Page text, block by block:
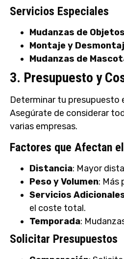
Servicios Especiales
Mudanzas de
Montaje y
Mudanzas de
3. Presupuesto y
Determinar tu presupuesto
Asegúrate de considerar
varias empresas.
Factores que Afectan
Distancia: Mayor
Peso y Volumen: Más
Servicios
el coste total.
Temporada:
Solicitar Presupuestos